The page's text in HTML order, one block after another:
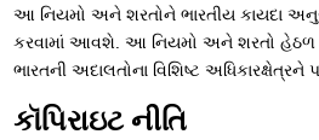
આ નિયમો અને શરતોને ભારતીય કાયદા
કરવામાં આવશે. આ નિયમો અને શરતો હેઠળ
ભારતની અદાલતોના વિશિષ્ટ અધિકારક્ષેત્રને
કૉપિરાઇટ નીતિ